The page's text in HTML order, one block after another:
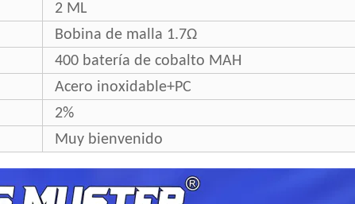
2 ML
Bobina de malla 1.7Ω
400 batería de cobalto MAH
Acero inoxidable+PC
2%
Muy bienvenido